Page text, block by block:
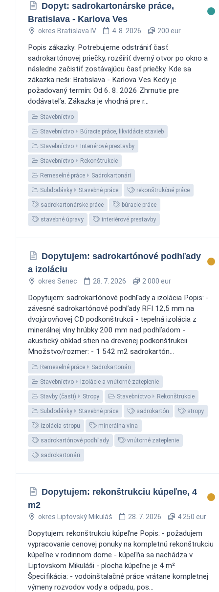
Dopyt: sadrokartonárske práce,
Bratislava - Karlova Ves
okres Bratislava IV 4. 8. 2026 200 eur
Popis zákazky: Potrebujeme odstrániť časť
sadrokartónovej priečky, rozšíriť dverný otvor po okno a
následne začistiť zostávajúcu časť priečky. Kde sa
zákazka rieši: Bratislava - Karlova Ves Kedy je
požadovaný termín: Od 6. 8. 2026 Zhrnutie pre
dodávateľa: Zákazka je vhodná pre r...
Stavebníctvo
Stavebníctvo Búracie práce, likvidácie stavieb
Stavebníctvo Interiérové prestavby
Stavebníctvo Rekonštrukcie
Remeselné práce Sadrokartonári
Subdodávky Stavebné práce rekonštrukčné práce
sadrokartonárske práce búracie práce
stavebné úpravy interiérové prestavby
Dopytujem: sadrokartónové podhľady
a izoláciu
okres Senec 28. 7. 2026 2 000 eur
Dopytujem: sadrokartónové podhľady a izolácia Popis: -
závesné sadrokartónové podhľady RFI 12,5 mm na
dvojúrovňovej CD podkonštrukcii - tepelná izolácia z
minerálnej vlny hrúbky 200 mm nad podhľadom -
akustický obklad stien na drevenej podkonštrukcii
Množstvo/rozmer: - 1 542 m2 sadrokartón...
Remeselné práce Sadrokartonári
Stavebníctvo Izolácie a vnútorné zateplenie
Stavby (časti) Stropy Stavebníctvo Rekonštrukcie
Subdodávky Stavebné práce sadrokartón stropy
izolácia stropu minerálna vlna
sadrokartónové podhľady vnútorné zateplenie
sadrokartonári
Dopytujem: rekonštrukciu kúpeľne, 4
m2
okres Liptovský Mikuláš 28. 7. 2026 4 250 eur
Dopytujem: rekonštrukciu kúpeľne Popis: - požadujem
vypracovanie cenovej ponuky na kompletnú rekonštrukciu
kúpeľne v rodinnom dome - kúpeľňa sa nachádza v
Liptovskom Mikuláši - plocha kúpeľne je 4 m²
Špecifikácia: - vodoinštalačné práce vrátane kompletnej
výmeny rozvodov vody a odpadu, pos...